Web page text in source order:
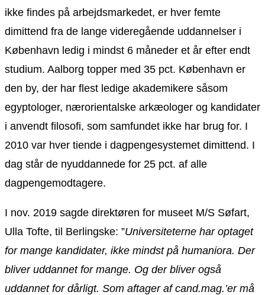
ikke findes på arbejdsmarkedet, er hver femte
dimittend fra de lange videregående uddannelser i
København ledig i mindst 6 måneder et år efter endt
studium. Aalborg topper med 35 pct. København er
den by, der har flest ledige akademikere såsom
egyptologer, nærorientalske arkæologer og kandidater
i anvendt filosofi, som samfundet ikke har brug for. I
2010 var hver tiende i dagpengesystemet dimittend. I
dag står de nyuddannede for 25 pct. af alle
dagpengemodtagere.
I nov. 2019 sagde direktøren for museet M/S Søfart,
Ulla Tofte, til Berlingske: ”Universiteterne har optaget
for mange kandidater, ikke mindst på humaniora. Der
bliver uddannet for mange. Og der bliver også
uddannet for dårligt. Som aftager af cand.mag.’er må